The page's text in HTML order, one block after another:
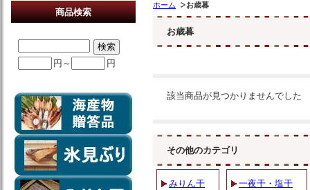
ホーム お歳暮
お歳暮
該当商品が見つかりませんでした
その他のカテゴリ
みりん干 一夜干・塩干
商品検索
円～ 円